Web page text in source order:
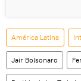
América Latina
Jair Bolsonaro